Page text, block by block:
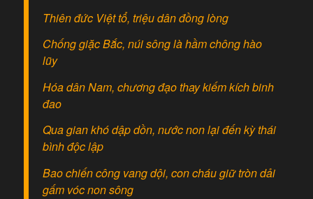
Thiên đức Việt tổ, triệu dân đồng lòng
Chống giặc Bắc, núi sông là hầm chông hào
lũy
Hóa dân Nam, chương đạo thay kiếm kích binh
đao
Qua gian khó dập dồn, nước non lại đến kỳ thái
bình độc lập
Bao chiến công vang dội, con cháu giữ tròn dải
gấm vóc non sông